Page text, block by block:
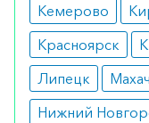
Кемерово
Красноярск
Липецк
Нижний